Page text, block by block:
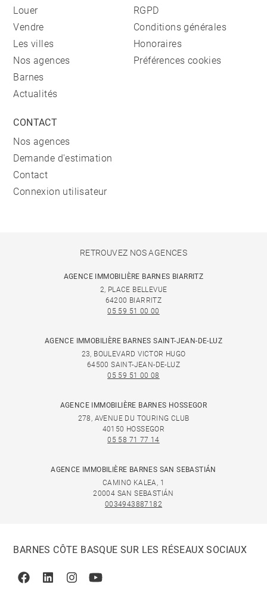
Louer
Vendre
Les villes
Nos agences
Barnes
Actualités
RGPD
Conditions générales
Honoraires
Préférences cookies
CONTACT
Nos agences
Demande d'estimation
Contact
Connexion utilisateur
RETROUVEZ NOS AGENCES
AGENCE IMMOBILIÈRE BARNES BIARRITZ
2, PLACE BELLEVUE
64200 BIARRITZ
05 59 51 00 00
AGENCE IMMOBILIÈRE BARNES SAINT-JEAN-DE-LUZ
23, BOULEVARD VICTOR HUGO
64500 SAINT-JEAN-DE-LUZ
05 59 51 00 08
AGENCE IMMOBILIÈRE BARNES HOSSEGOR
278, AVENUE DU TOURING CLUB
40150 HOSSEGOR
05 58 71 77 14
AGENCE IMMOBILIÈRE BARNES SAN SEBASTIÁN
CAMINO KALEA, 1
20004 SAN SEBASTIÁN
0034943887182
BARNES CÔTE BASQUE SUR LES RÉSEAUX SOCIAUX
FacebookLinkedinInstagramYoutube